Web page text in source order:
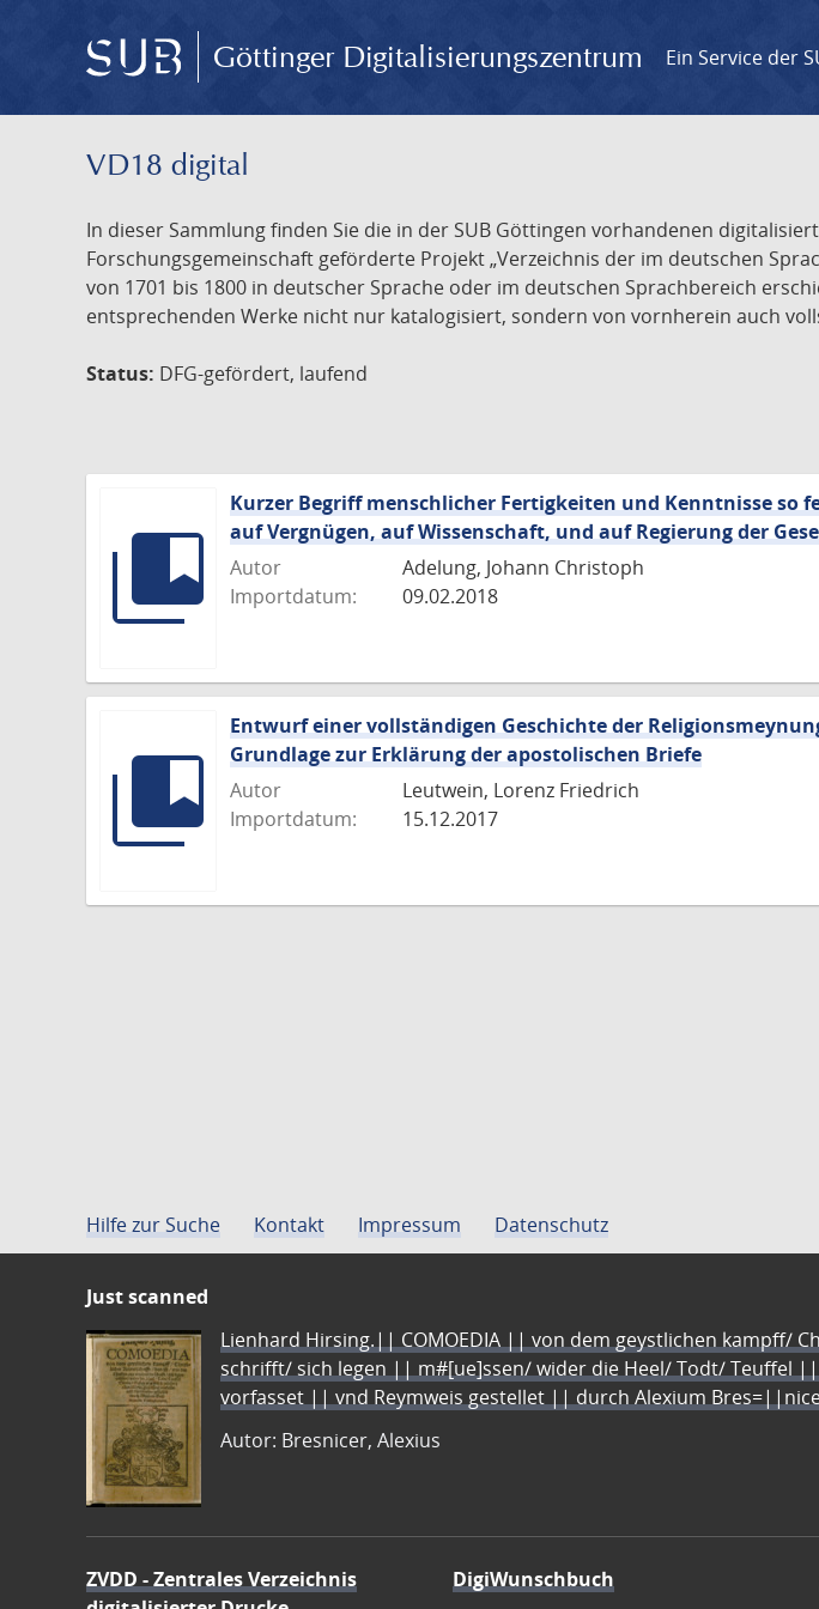
Göttinger Digitalisierungszentrum Ein Service der
VD18 digital
In dieser Sammlung finden Sie die in der SUB Göttingen vorhandenen
Forschungsgemeinschaft geförderte Projekt „Verzeichnis der im deutschen
von 1701 bis 1800 in deutscher Sprache oder im deutschen Sprachbereich
entsprechenden Werke nicht nur katalogisiert, sondern von vornherein auch
Status: DFG-gefördert, laufend
Kurzer Begriff menschlicher Fertigkeiten und Kenntnisse so
auf Vergnügen, auf Wissenschaft, und auf Regierung der
Autor
Adelung, Johann Christoph
Importdatum:
09.02.2018
Entwurf einer vollständigen Geschichte der
Grundlage zur Erklärung der apostolischen Briefe
Autor
Leutwein, Lorenz Friedrich
Importdatum:
15.12.2017
Hilfe zur Suche Kontakt Impressum Datenschutz
Just scanned
Lienhard Hirsing.|| COMOEDIA || von dem geystlichen kampff/
schrifft/ sich legen || m#[ue]ssen/ wider die Heel/ Todt/ Teuffel
vorfasset || vnd Reymweis gestellet || durch Alexium
Autor: Bresnicer, Alexius
ZVDD - Zentrales Verzeichnis
DigiWunschbuch